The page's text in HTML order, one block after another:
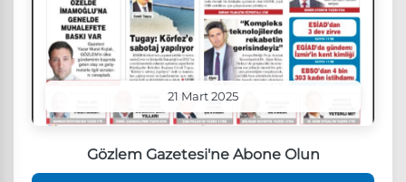
21 Mart 2025
Gözlem Gazetesi'ne Abone Olun